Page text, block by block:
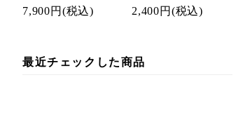
7,900円 (税込)
2,400円 (税込)
最近チェックした商品